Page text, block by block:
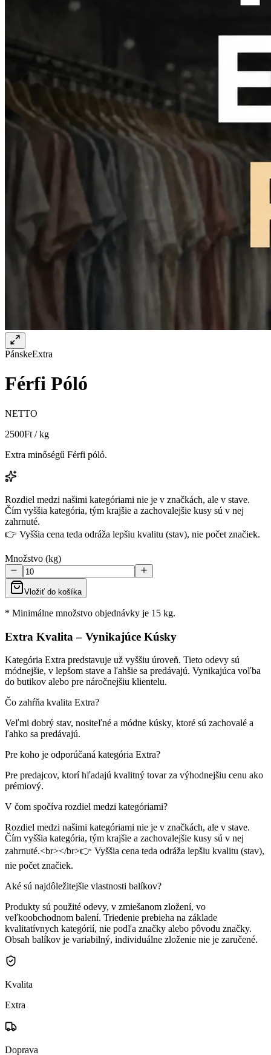
PánskeExtra
Férfi Póló
NETTO
2500Ft / kg
Extra minőségű Férfi póló.
Rozdiel medzi našimi kategóriami nie je v značkách, ale v stave.
Čím vyššia kategória, tým krajšie a zachovalejšie kusy sú v nej
zahrnuté.
👉 Vyššia cena teda odráža lepšiu kvalitu (stav), nie počet značiek.
Množstvo (kg)
Vložiť do košíka
* Minimálne množstvo objednávky je 15 kg.
Extra Kvalita – Vynikajúce Kúsky
Kategória Extra predstavuje už vyššiu úroveň. Tieto odevy sú
módnejšie, v lepšom stave a ľahšie sa predávajú. Vynikajúca voľba
do butikov alebo pre náročnejšiu klientelu.
Čo zahŕňa kvalita Extra?
Veľmi dobrý stav, nositeľné a módne kúsky, ktoré sú zachovalé a
ľahko sa predávajú.
Pre koho je odporúčaná kategória Extra?
Pre predajcov, ktorí hľadajú kvalitný tovar za výhodnejšiu cenu ako
prémiový.
V čom spočíva rozdiel medzi kategóriami?
Rozdiel medzi našimi kategóriami nie je v značkách, ale v stave.
Čím vyššia kategória, tým krajšie a zachovalejšie kusy sú v nej
zahrnuté.<br></br>👉 Vyššia cena teda odráža lepšiu kvalitu (stav),
nie počet značiek.
Aké sú najdôležitejšie vlastnosti balíkov?
Produkty sú použité odevy, v zmiešanom zložení, vo
veľkoobchodnom balení. Triedenie prebieha na základe
kvalitatívnych kategórií, nie podľa značky alebo pôvodu značky.
Obsah balíkov je variabilný, individuálne zloženie nie je zaručené.
Kvalita
Extra
Doprava